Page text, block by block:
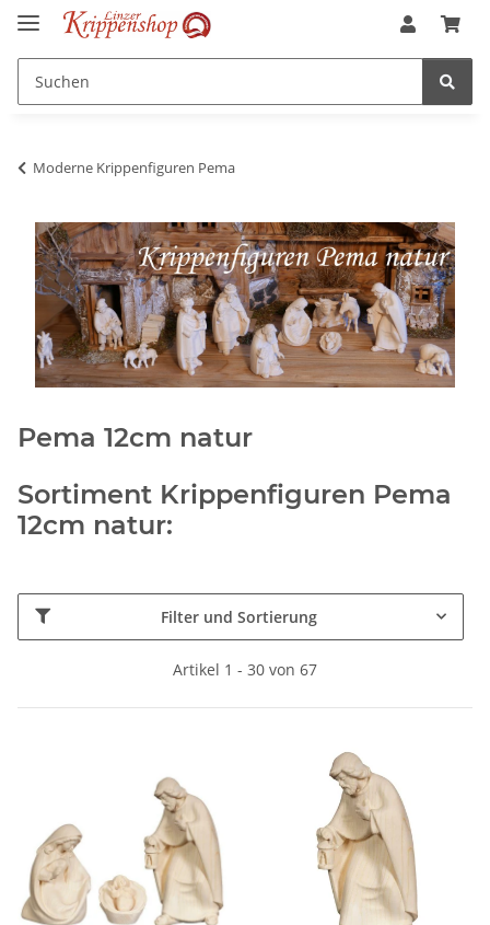
Moderne Krippenfiguren Pema
Pema 12cm natur
Sortiment Krippenfiguren Pema
12cm natur:
Filter und Sortierung
Artikel 1 - 30 von 67